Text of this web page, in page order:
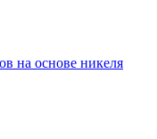
на основе никеля